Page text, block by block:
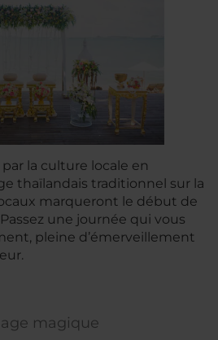
la culture locale en
thaïlandais traditionnel sur la
marqueront le début de
une journée qui vous
pleine d’émerveillement
magique